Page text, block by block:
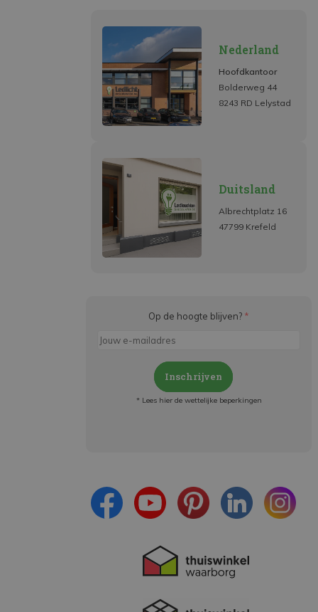
Nederland
Hoofdkantoor
Bolderweg 44
8243 RD Lelystad
Duitsland
Albrechtplatz 16
47799 Krefeld
Op de hoogte blijven? *
Inschrijven
* Lees hier de wettelijke beperkingen